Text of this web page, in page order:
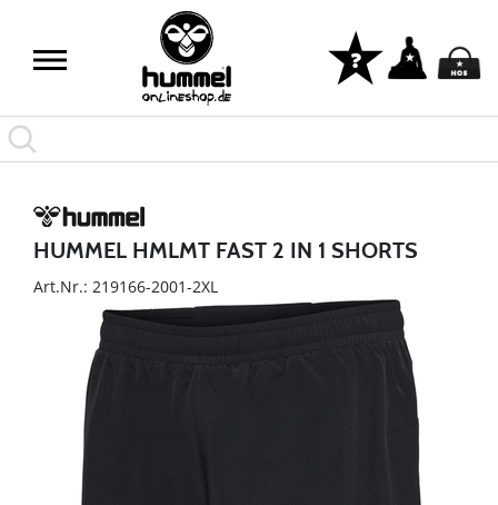
HUMMEL HMLMT FAST 2 IN 1 SHORTS
Art.Nr.: 219166-2001-2XL